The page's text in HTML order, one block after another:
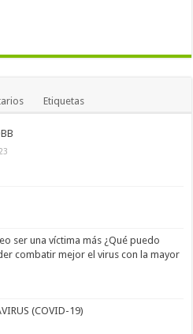
Etiquetas
ser una víctima más ¿Qué puedo
combatir mejor el virus con la mayor
(COVID-19)